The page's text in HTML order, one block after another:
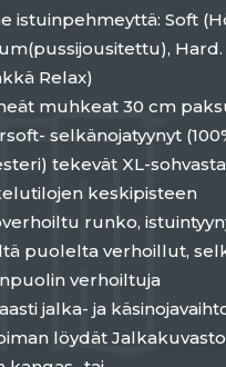
istuinpehmeyttä: Soft
Hard.
Relax)
muhkeat 30 cm
selkänojatyynyt
tekevät XL-sohvasta
keskipisteen
runko,
puolelta verhoillut,
verhoiltuja
jalka- ja
löydät